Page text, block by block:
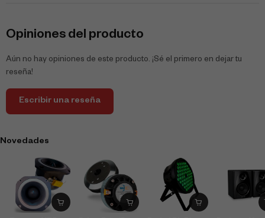
Opiniones del producto
Aún no hay opiniones de este producto. ¡Sé el primero en dejar tu
reseña!
Escribir una reseña
Novedades